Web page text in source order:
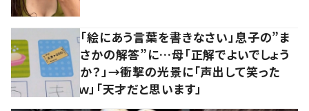
「絵にあう言葉を書きなさい」息子の”ま
さかの解答”に…母「正解でよいでしょう
か？」→衝撃の光景に「声出して笑った
ｗ」「天才だと思います」